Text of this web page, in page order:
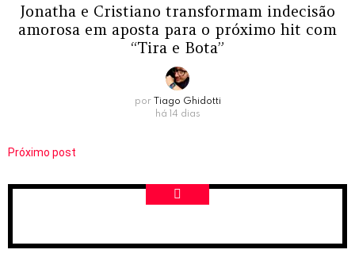
Jonatha e Cristiano transformam indecisão
amorosa em aposta para o próximo hit com
“Tira e Bota”
por
Tiago Ghidotti
há 14 dias
Próximo post